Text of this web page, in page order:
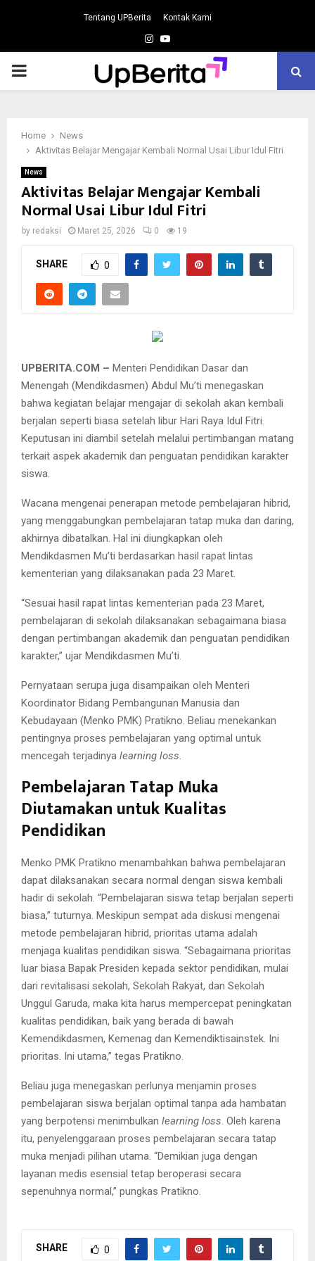
Tentang UPBerita Kontak Kami
Instagram
Youtube
PRIMARY
Home
News
Aktivitas Belajar Mengajar Kembali Normal Usai Libur Idul Fitri
News
Aktivitas Belajar Mengajar Kembali
Normal Usai Libur Idul Fitri
by redaksi Maret 25, 2026 0 19
SHARE 0
UPBERITA.COM – Menteri Pendidikan Dasar dan
Menengah (Mendikdasmen) Abdul Mu’ti menegaskan
bahwa kegiatan belajar mengajar di sekolah akan kembali
berjalan seperti biasa setelah libur Hari Raya Idul Fitri.
Keputusan ini diambil setelah melalui pertimbangan matang
terkait aspek akademik dan penguatan pendidikan karakter
siswa.
Wacana mengenai penerapan metode pembelajaran hibrid,
yang menggabungkan pembelajaran tatap muka dan daring,
akhirnya dibatalkan. Hal ini diungkapkan oleh
Mendikdasmen Mu’ti berdasarkan hasil rapat lintas
kementerian yang dilaksanakan pada 23 Maret.
“Sesuai hasil rapat lintas kementerian pada 23 Maret,
pembelajaran di sekolah dilaksanakan sebagaimana biasa
dengan pertimbangan akademik dan penguatan pendidikan
karakter,” ujar Mendikdasmen Mu’ti.
Pernyataan serupa juga disampaikan oleh Menteri
Koordinator Bidang Pembangunan Manusia dan
Kebudayaan (Menko PMK) Pratikno. Beliau menekankan
pentingnya proses pembelajaran yang optimal untuk
mencegah terjadinya learning loss
Pembelajaran Tatap Muka
Diutamakan untuk Kualitas
Pendidikan
Menko PMK Pratikno menambahkan bahwa pembelajaran
dapat dilaksanakan secara normal dengan siswa kembali
hadir di sekolah. “Pembelajaran siswa tetap berjalan seperti
biasa,” tuturnya. Meskipun sempat ada diskusi mengenai
metode pembelajaran hibrid, prioritas utama adalah
menjaga kualitas pendidikan siswa. “Sebagaimana prioritas
luar biasa Bapak Presiden kepada sektor pendidikan, mulai
dari revitalisasi sekolah, Sekolah Rakyat, dan Sekolah
Unggul Garuda, maka kita harus mempercepat peningkatan
kualitas pendidikan, baik yang berada di bawah
Kemendikdasmen, Kemenag dan Kemendiktisainstek. Ini
prioritas. Ini utama,” tegas Pratikno.
Beliau juga menegaskan perlunya menjamin proses
pembelajaran siswa berjalan optimal tanpa ada hambatan
yang berpotensi menimbulkan learning loss . Oleh karena
itu, penyelenggaraan proses pembelajaran secara tatap
muka menjadi pilihan utama. “Demikian juga dengan
layanan medis esensial tetap beroperasi secara
sepenuhnya normal,” pungkas Pratikno.
SHARE 0